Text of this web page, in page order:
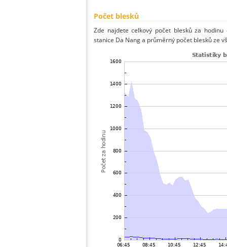
Počet blesků
Zde najdete celkový počet blesků za
stanice Da Nang a průměrný počet blesků ze